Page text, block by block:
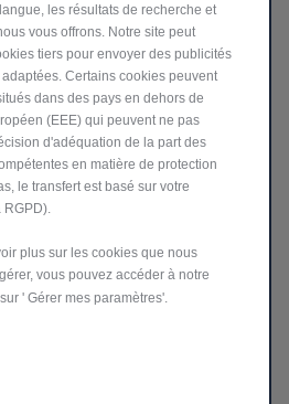
les résultats de recherche et
vous offrons. Notre site peut
tiers pour envoyer des publicités
Certains cookies peuvent
dans des pays en dehors de
(EEE) qui peuvent ne pas
d'adéquation de la part des
en matière de protection
le transfert est basé sur votre
plus sur les cookies que nous
vous pouvez accéder à notre
' Gérer mes paramètres'.